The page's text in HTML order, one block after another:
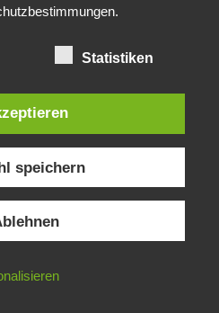
Statistiken
speichern